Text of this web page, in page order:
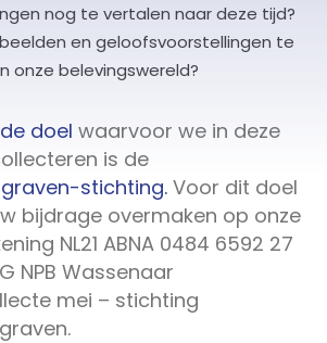
nog te vertalen naar deze tijd?
en geloofsvoorstellingen te
onze belevingswereld?
doel waarvoor we in deze
is de
stichting.Voor dit doel
bijdrage overmaken op onze
NL21 ABNA 0484 6592 27
NPB Wassenaar
mei – stichting